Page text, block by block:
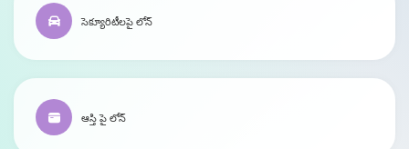
సెక్యూరిటీలపై లోన్
ఆస్తి పై లోన్